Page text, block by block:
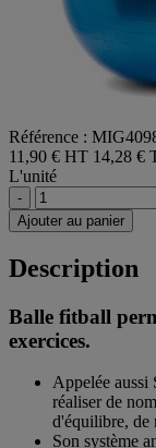
Référence :
11,90 € HT 14,28 €
L'unité
-
Ajouter au panier
Description
Balle fitball
exercices.
Appelée aussi
réaliser de
d'équilibre, de
Son système